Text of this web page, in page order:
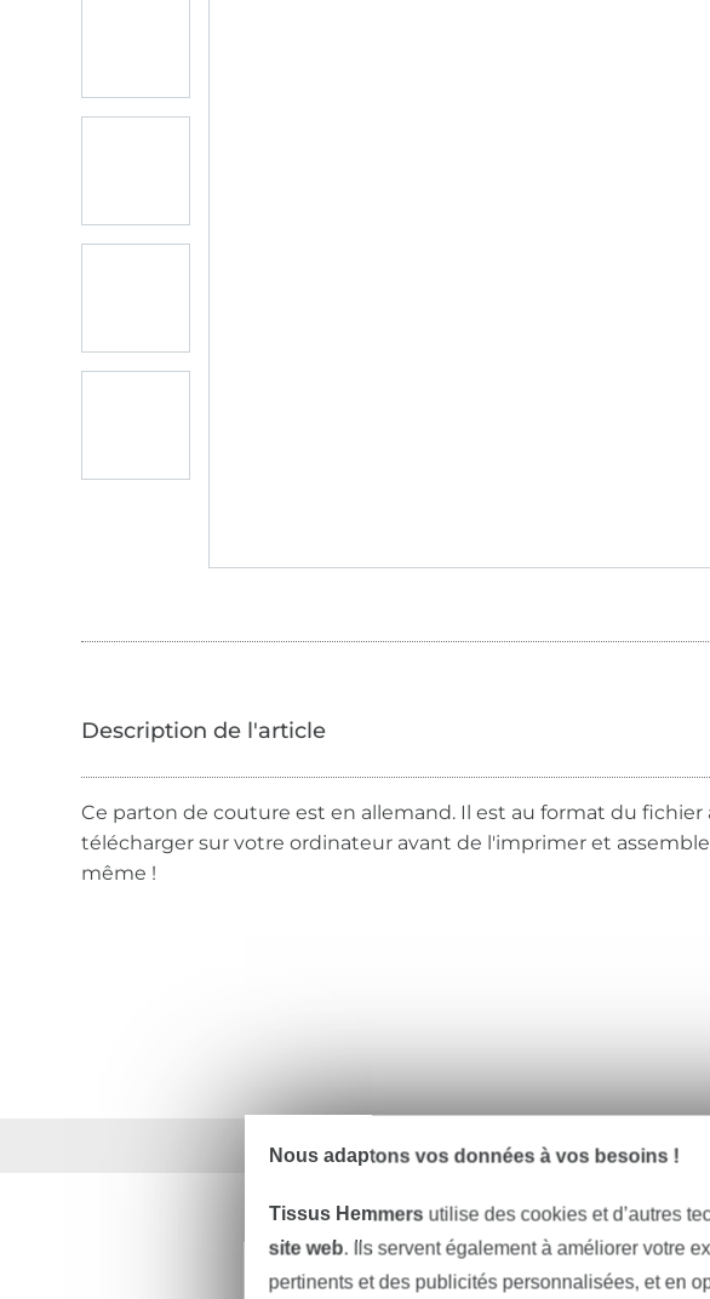
Ce parton de couture est en allemand. Il est au format du fichier
télécharger sur votre ordinateur avant de l'imprimer et
même !
Plus de 1.8 millions de mètres de tissu
VOULEZ-
Soyez
Nous adaptons vos données à vos besoins !
Tissus Hemmers utilise des cookies et d’autres
site web. Ils servent également à améliorer votre
pertinents et des publicités personnalisées, et en